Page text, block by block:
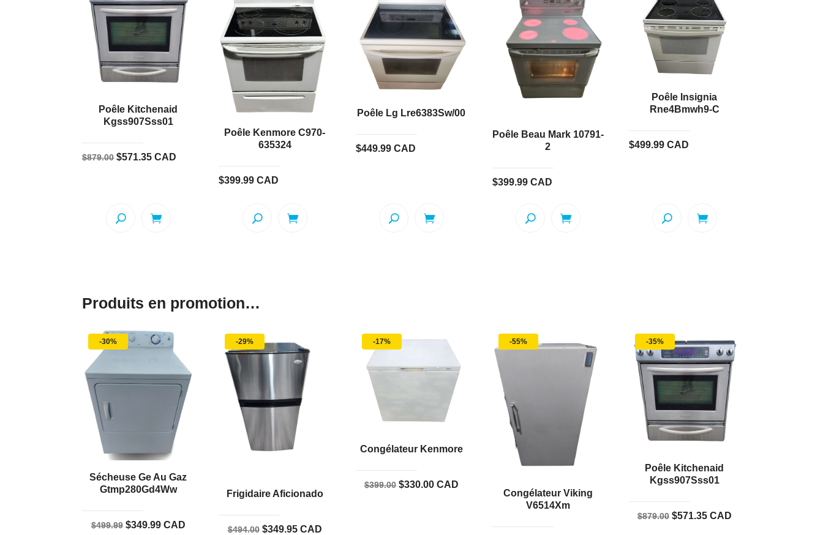
Poêle Kitchenaid
Kgss907Sss01
$879.00 Le
$879.00.
$571.35Le
$571.35.
CAD
Poêle Kenmore C970-
635324
$399.99 CAD
Poêle Lg Lre6383Sw/00
$449.99 CAD
Poêle Beau Mark 10791-
2
$399.99 CAD
Poêle Insignia
Rne4Bmwh9-C
$499.99 CAD
Produits en promotion…
-30%
Sécheuse Ge Au Gaz
Gtmp280Gd4Ww
$499.99 Le
$349.99Le
CAD
-29%
Frigidaire Aficionado
$494.00 Le
$349.95Le
CAD
-17%
Congélateur Kenmore
$399.00 Le
$330.00Le
CAD
-55%
Congélateur Viking
V6514Xm
-35%
Poêle Kitchenaid
Kgss907Sss01
$879.00 Le
$571.35Le
CAD